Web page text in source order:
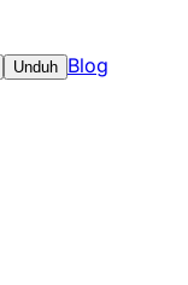
Unduh Blog